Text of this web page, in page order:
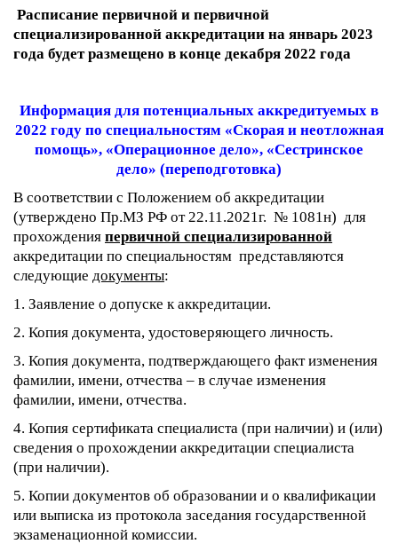
Расписание первичной и первичной
специализированной аккредитации на январь 2023
года будет размещено в конце декабря 2022 года
Информация для потенциальных аккредитуемых в
2022 году по специальностям «Скорая и неотложная
помощь», «Операционное дело», «Сестринское
дело» (переподготовка)
В соответствии с Положением об аккредитации
(утверждено Пр.МЗ РФ от 22.11.2021г. № 1081н) для
прохождения первичной специализированной
аккредитации по специальностям представляются
следующие документы:
1. Заявление о допуске к аккредитации.
2. Копия документа, удостоверяющего личность.
3. Копия документа, подтверждающего факт изменения
фамилии, имени, отчества – в случае изменения
фамилии, имени, отчества.
4. Копия сертификата специалиста (при наличии) и (или)
сведения о прохождении аккредитации специалиста
(при наличии).
5. Копии документов об образовании и о квалификации
или выписка из протокола заседания государственной
экзаменационной комиссии.